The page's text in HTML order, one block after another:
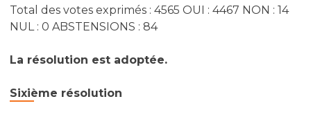
Total des votes exprimés : 4565 OUI : 4467 NON : 14
NUL : 0 ABSTENSIONS : 84
La résolution est adoptée.
Sixième résolution